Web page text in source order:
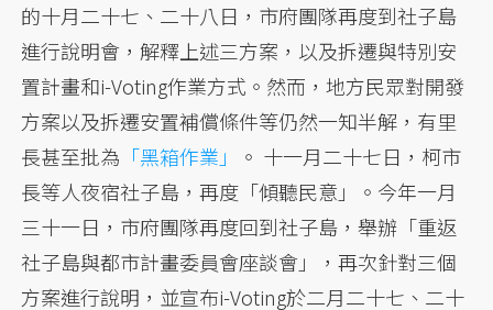
的十月二十七、二十八日，市府團隊再度到社子島
進行說明會，解釋上述三方案，以及拆遷與特別安
置計畫和i-Voting作業方式。然而，地方民眾對開發
方案以及拆遷安置補償條件等仍然一知半解，有里
長甚至批為 「黑箱作業」
。 十一月二十七日，柯市
長等人夜宿社子島，再度「傾聽民意」。今年一月
三十一日，市府團隊再度回到社子島，舉辦「重返
社子島與都市計畫委員會座談會」，再次針對三個
方案進行說明，並宣布i-Voting於二月二十七、二十